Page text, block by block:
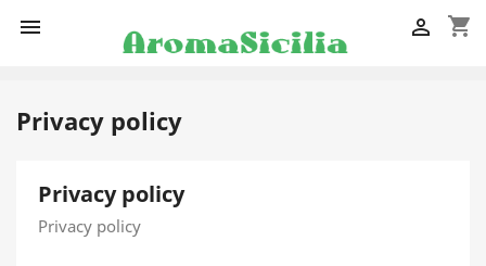
 shopping_cart

Privacy policy
Privacy policy
Privacy policy